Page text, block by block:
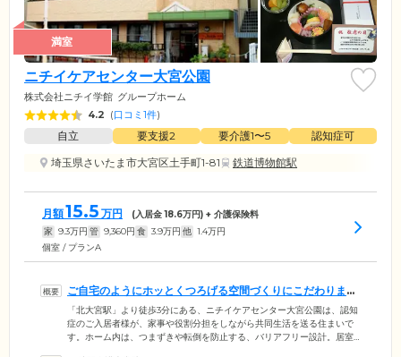
愛媛県
高知県
鹿児島県
沖縄県
満室
ニチイケアセンター大宮公園
株式会社ニチイ学館 グループホーム
4.2 (口コミ1件)
自立 要支援2 要介護1〜5
認知症可
埼玉県さいたま市大宮区土手町1-81
鉄道博物館駅
月額15.5 万円 (入居金18.6万円) + 介護保険料
家 9.3万円 管 9,360円 食 3.9万円 他 1.4万円
個室 / プランA
ご自宅のようにホッとくつろげる空間づくりにこだわりまし
た
「北大宮駅」より徒歩3分にある、ニチイケアセンター大宮公園は、認知
症のご入居者様が、家事や役割分担をしながら共同生活を送る住まいで
す。ホーム内は、つまずきや転倒を防止する、バリアフリー設計。居室